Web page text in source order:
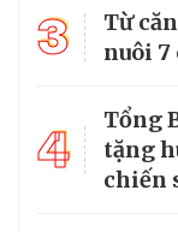
3
Từ
nuôi
4
Tổng
tặng
chiến